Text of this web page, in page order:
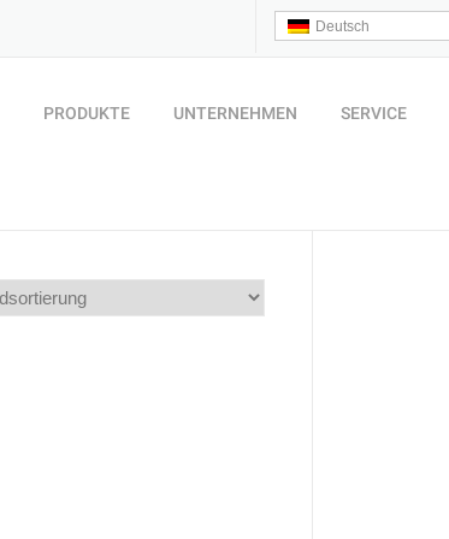
Deutsch
PRODUKTE UNTERNEHMEN SERVICE